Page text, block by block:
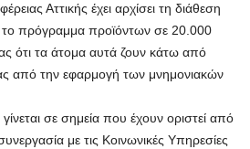
Αττικής έχει αρχίσει τη διάθεση
πρόγραμμα προϊόντων σε 20.000
ότι τα άτομα αυτά ζουν κάτω από
από την εφαρμογή των μνημονιακών
σε σημεία που έχουν οριστεί από
με τις Κοινωνικές Υπηρεσίες